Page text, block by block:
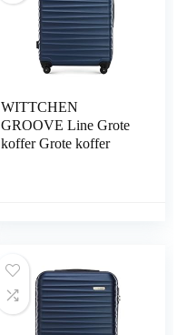
WITTCHEN
GROOVE Line Grote
koffer Grote koffer